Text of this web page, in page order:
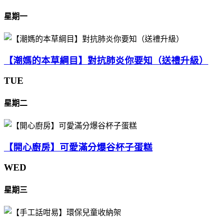
星期一
【潮媽的本草綱目】對抗肺炎你要知（送禮升級）
TUE
星期二
【開心廚房】可愛滿分爆谷杯子蛋糕
WED
星期三